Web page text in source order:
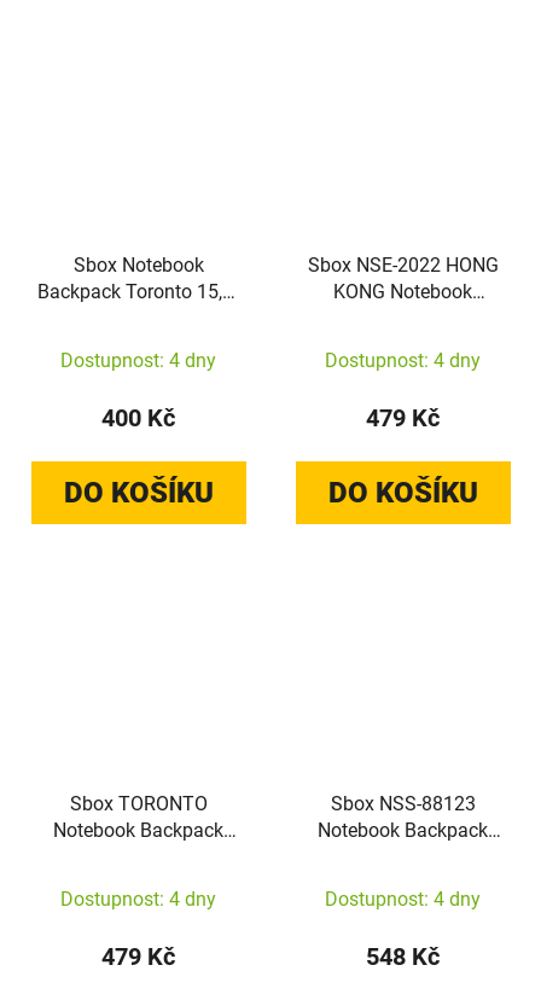
Sbox Notebook
Backpack Toronto 15,6"
Dostupnost: 4 dny
400 Kč
DO KOŠÍKU
Sbox NSE-2022 HONG
KONG Notebook
Dostupnost: 4 dny
479 Kč
DO KOŠÍKU
Sbox TORONTO
Notebook Backpack
Dostupnost: 4 dny
479 Kč
Sbox NSS-88123
Notebook Backpack
Dostupnost: 4 dny
548 Kč